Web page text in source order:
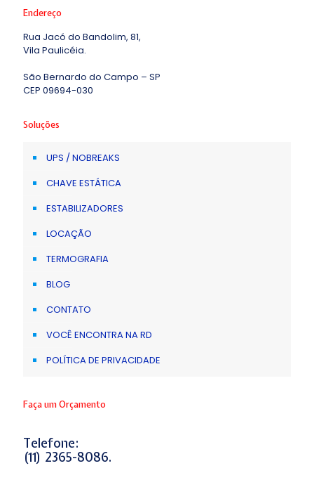
Endereço
Rua Jacó do Bandolim, 81,
Vila Paulicéia.
São Bernardo do Campo – SP
CEP 09694-030
Soluções
UPS / NOBREAKS
CHAVE ESTÁTICA
ESTABILIZADORES
LOCAÇÃO
TERMOGRAFIA
BLOG
CONTATO
VOCÊ ENCONTRA NA RD
POLÍTICA DE PRIVACIDADE
Faça um Orçamento
Telefone:
(11) 2365-8086.